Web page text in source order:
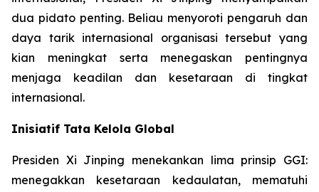
dua pidato penting. Beliau menyoroti pengaruh dan
daya tarik internasional organisasi tersebut yang
kian meningkat serta menegaskan pentingnya
menjaga keadilan dan kesetaraan di tingkat
internasional.
Inisiatif Tata Kelola Global
Presiden Xi Jinping menekankan lima prinsip GGI:
menegakkan kesetaraan kedaulatan, mematuhi